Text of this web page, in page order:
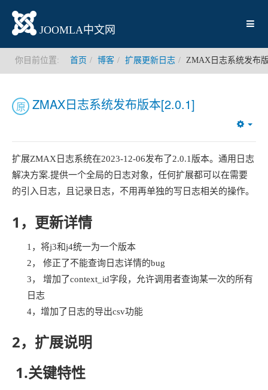
JOOMLA中文网
你目前位置: 首页 博客 扩展更新日志 ZMAX日志系统发布
ZMAX日志系统发布版本[2.0.1]
原
扩展ZMAX日志系统在2023-12-06发布了2.0.1版本。通用日志
解决方案.提供一个全局的日志对象，任何扩展都可以在需要
的引入日志，且记录日志，不用再单独的写日志相关的操作。
1，更新详情
1，将j3和j4统一为一个版本
2， 修正了不能查询日志详情的bug
3， 增加了context_id字段，允许调用者查询某一次的所有
日志
4，增加了日志的导出csv功能
2，扩展说明
1.关键特性